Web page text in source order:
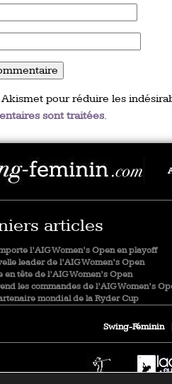
pour réduire les
sont traitées.
articles
l’AIG Women’s Open en playoff
leader de l’AIG Women’s Open
en tête de l’AIG Women’s Open
les commandes de l’AIG Women’s
mondial de la Ryder Cup
Swing-Féminin